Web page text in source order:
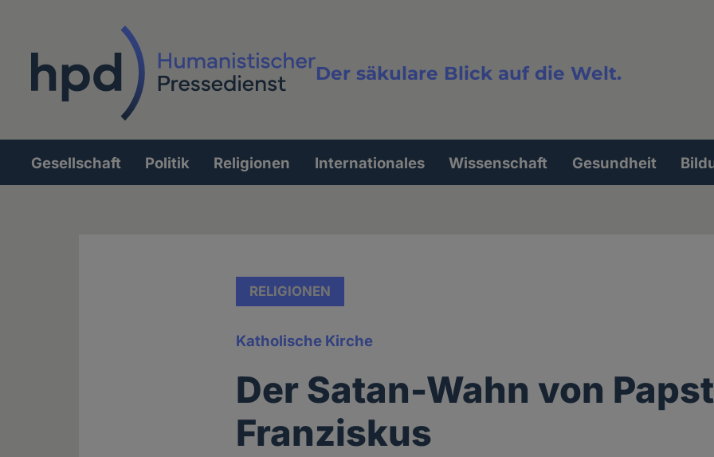
Der säkulare Blick auf die Welt.
Volltextsuche
Hauptnavigation
Gesellschaft Politik Religionen Internationales Wissenschaft Gesundheit
RELIGIONEN
Katholische Kirche
Der Satan-Wahn von Papst
Franziskus